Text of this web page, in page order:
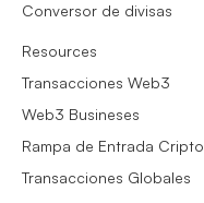
Conversor de divisas
Resources
Transacciones Web3
Web3 Busineses
Rampa de Entrada Cripto
Transacciones Globales